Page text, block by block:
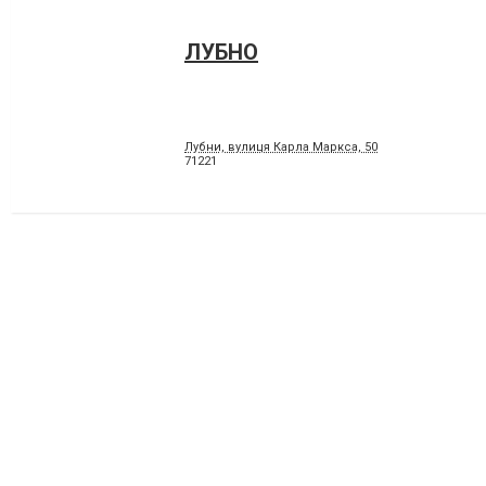
ЛУБНО
Лубни, вулиця Карла Маркса, 50
71221